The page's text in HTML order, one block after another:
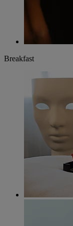
Breakfast